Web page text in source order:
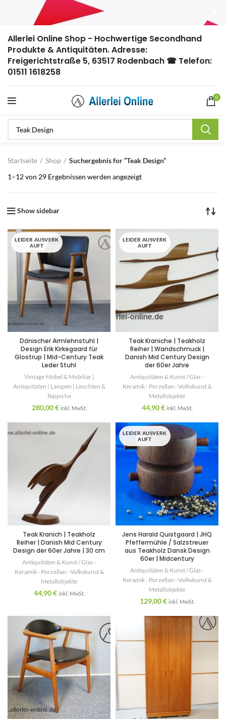
Allerlei Online Shop - Hochwertige Secondhand
Produkte & Antiquitäten. Adresse:
Freigerichtstraße 5, 63517 Rodenbach ☎ Telefon:
01511 1618258
0
Startseite Shop
Suchergebnis for “Teak Design”
1–12 von 29 Ergebnissen werden angezeigt
Show sidebar
LEIDER AUSVERK
AUFT
Dänischer Armlehnstuhl |
Design Erik Kirkegaard für
Glostrup | Mid-Century Teak
Leder Stuhl
Vintage Möbel & Mobiliar |
Antiquitäten | Lampen | Leuchten &
Teppiche
280,00€ inkl. MwSt.
LEIDER AUSVERK
AUFT
Teak Kraniche | Teakholz
Reiher | Wandschmuck |
Danish Mid Century Design
der 60er Jahre
Antiquitäten & Kunst / Glas -
Keramik - Porzellan - Volkskunst &
Metallobjekte
44,90€ inkl. MwSt.
Teak Kranich | Teakholz
Reiher | Danish Mid Century
Design der 60er Jahre | 30 cm
Antiquitäten & Kunst / Glas -
Keramik - Porzellan - Volkskunst &
Metallobjekte
44,90€ inkl. MwSt.
LEIDER AUSVERK
AUFT
Jens Harald Quistgaard | JHQ
Pfeffermühle / Salzstreuer
aus Teakholz Dansk Design
60er | Midcentury
Antiquitäten & Kunst / Glas -
Keramik - Porzellan - Volkskunst &
Metallobjekte
129,00€ inkl. MwSt.